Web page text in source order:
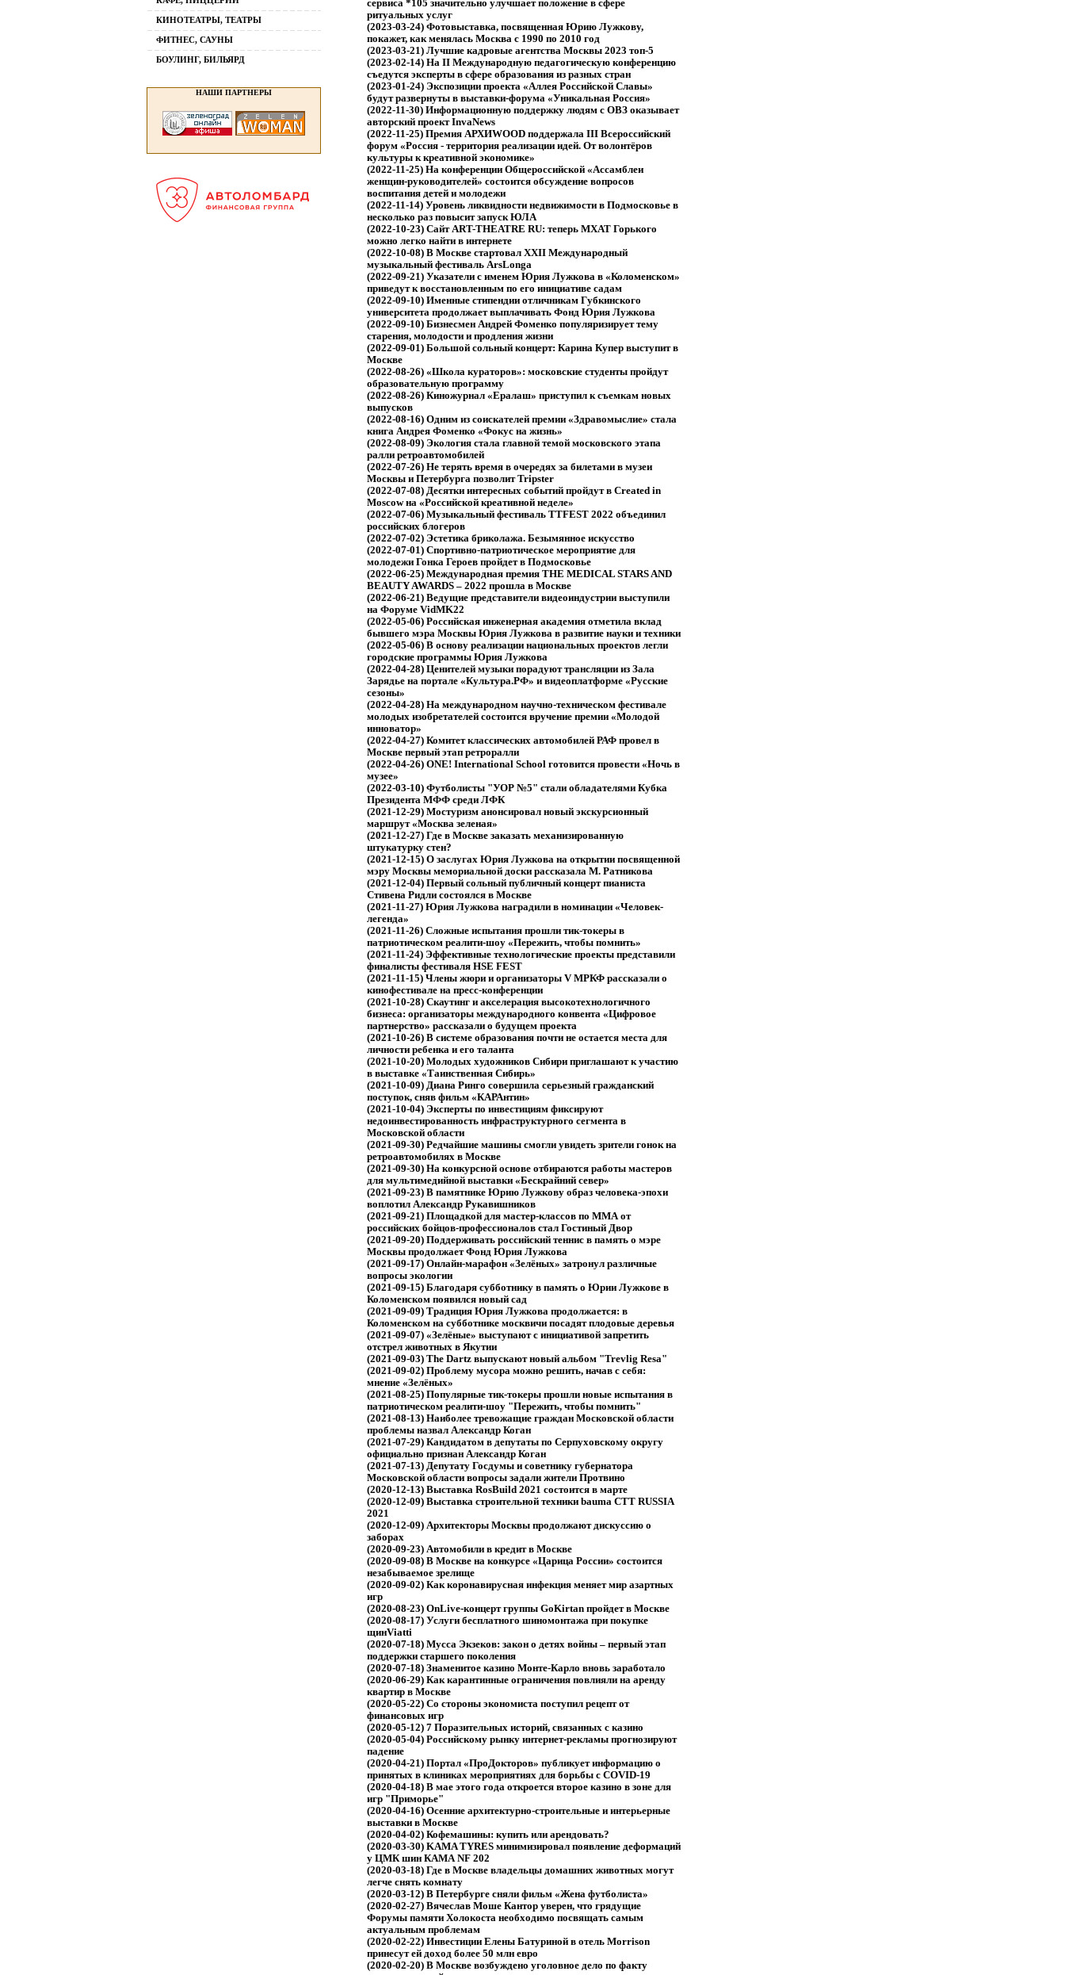
КИНОТЕАТРЫ, ТЕАТРЫ
ФИТНЕС, САУНЫ
БОУЛИНГ, БИЛЬЯРД
НАШИ ПАРТНЕРЫ
сервиса *105 значительно улучшает положение в сфере
ритуальных услуг
(2023-03-24) Фотовыставка, посвященная Юрию Лужкову,
покажет, как менялась Москва с 1990 по 2010 год
(2023-03-21) Лучшие кадровые агентства Москвы 2023 топ-5
(2023-02-14) На II Международную педагогическую конференцию
съедутся эксперты в сфере образования из разных стран
(2023-01-24) Экспозиции проекта «Аллея Российской Славы»
будут развернуты в выставки-форума «Уникальная Россия»
(2022-11-30) Информационную поддержку людям с ОВЗ оказывает
авторский проект InvaNews
(2022-11-25) Премия АРХИWOOD поддержала III Всероссийский
форум «Россия - территория реализации идей. От волонтёров
культуры к креативной экономике»
(2022-11-25) На конференции Общероссийской «Ассамблеи
женщин-руководителей» состоится обсуждение вопросов
воспитания детей и молодежи
(2022-11-14) Уровень ликвидности недвижимости в Подмосковье в
несколько раз повысит запуск ЮЛА
(2022-10-23) Сайт ART-THEATRE RU: теперь МХАТ Горького
можно легко найти в интернете
(2022-10-08) В Москве стартовал XXII Международный
музыкальный фестиваль ArsLonga
(2022-09-21) Указатели с именем Юрия Лужкова в «Коломенском»
приведут к восстановленным по его инициативе садам
(2022-09-10) Именные стипендии отличникам Губкинского
университета продолжает выплачивать Фонд Юрия Лужкова
(2022-09-10) Бизнесмен Андрей Фоменко популяризирует тему
старения, молодости и продления жизни
(2022-09-01) Большой сольный концерт: Карина Купер выступит в
Москве
(2022-08-26) «Школа кураторов»: московские студенты пройдут
образовательную программу
(2022-08-26) Киножурнал «Ералаш» приступил к съемкам новых
выпусков
(2022-08-16) Одним из соискателей премии «Здравомыслие» стала
книга Андрея Фоменко «Фокус на жизнь»
(2022-08-09) Экология стала главной темой московского этапа
ралли ретроавтомобилей
(2022-07-26) Не терять время в очередях за билетами в музеи
Москвы и Петербурга позволит Tripster
(2022-07-08) Десятки интересных событий пройдут в Created in
Moscow на «Российской креативной неделе»
(2022-07-06) Музыкальный фестиваль TTFEST 2022 объединил
российских блогеров
(2022-07-02) Эстетика бриколажа. Безымянное искусство
(2022-07-01) Спортивно-патриотическое мероприятие для
молодежи Гонка Героев пройдет в Подмосковье
(2022-06-25) Международная премия THE MEDICAL STARS AND
BEAUTY AWARDS – 2022 прошла в Москве
(2022-06-21) Ведущие представители видеоиндустрии выступили
на Форуме VidMK22
(2022-05-06) Российская инженерная академия отметила вклад
бывшего мэра Москвы Юрия Лужкова в развитие науки и техники
(2022-05-06) В основу реализации национальных проектов легли
городские программы Юрия Лужкова
(2022-04-28) Ценителей музыки порадуют трансляции из Зала
Зарядье на портале «Культура.РФ» и видеоплатформе «Русские
сезоны»
(2022-04-28) На международном научно-техническом фестивале
молодых изобретателей состоится вручение премии «Молодой
инноватор»
(2022-04-27) Комитет классических автомобилей РАФ провел в
Москве первый этап ретроралли
(2022-04-26) ONE! International School готовится провести «Ночь в
музее»
(2022-03-10) Футболисты "УОР №5" стали обладателями Кубка
Президента МФФ среди ЛФК
(2021-12-29) Мостуризм анонсировал новый экскурсионный
маршрут «Москва зеленая»
(2021-12-27) Где в Москве заказать механизированную
штукатурку стен?
(2021-12-15) О заслугах Юрия Лужкова на открытии посвященной
мэру Москвы мемориальной доски рассказала М. Ратникова
(2021-12-04) Первый сольный публичный концерт пианиста
Стивена Ридли состоялся в Москве
(2021-11-27) Юрия Лужкова наградили в номинации «Человек-
легенда»
(2021-11-26) Сложные испытания прошли тик-токеры в
патриотическом реалити-шоу «Пережить, чтобы помнить»
(2021-11-24) Эффективные технологические проекты представили
финалисты фестиваля HSE FEST
(2021-11-15) Члены жюри и организаторы V МРКФ рассказали о
кинофестивале на пресс-конференции
(2021-10-28) Скаутинг и акселерация высокотехнологичного
бизнеса: организаторы международного конвента «Цифровое
партнерство» рассказали о будущем проекта
(2021-10-26) В системе образования почти не остается места для
личности ребенка и его таланта
(2021-10-20) Молодых художников Сибири приглашают к участию
в выставке «Таинственная Сибирь»
(2021-10-09) Диана Ринго совершила серьезный гражданский
поступок, сняв фильм «КАРАнтин»
(2021-10-04) Эксперты по инвестициям фиксируют
недоинвестированность инфраструктурного сегмента в
Московской области
(2021-09-30) Редчайшие машины смогли увидеть зрители гонок на
ретроавтомобилях в Москве
(2021-09-30) На конкурсной основе отбираются работы мастеров
для мультимедийной выставки «Бескрайний север»
(2021-09-23) В памятнике Юрию Лужкову образ человека-эпохи
воплотил Александр Рукавишников
(2021-09-21) Площадкой для мастер-классов по ММА от
российских бойцов-профессионалов стал Гостиный Двор
(2021-09-20) Поддерживать российский теннис в память о мэре
Москвы продолжает Фонд Юрия Лужкова
(2021-09-17) Онлайн-марафон «Зелёных» затронул различные
вопросы экологии
(2021-09-15) Благодаря субботнику в память о Юрии Лужкове в
Коломенском появился новый сад
(2021-09-09) Традиция Юрия Лужкова продолжается: в
Коломенском на субботнике москвичи посадят плодовые деревья
(2021-09-07) «Зелёные» выступают с инициативой запретить
отстрел животных в Якутии
(2021-09-03) The Dartz выпускают новый альбом "Trevlig Resa"
(2021-09-02) Проблему мусора можно решить, начав с себя:
мнение «Зелёных»
(2021-08-25) Популярные тик-токеры прошли новые испытания в
патриотическом реалити-шоу "Пережить, чтобы помнить"
(2021-08-13) Наиболее тревожащие граждан Московской области
проблемы назвал Александр Коган
(2021-07-29) Кандидатом в депутаты по Серпуховскому округу
официально признан Александр Коган
(2021-07-13) Депутату Госдумы и советнику губернатора
Московской области вопросы задали жители Протвино
(2020-12-13) Выставка RosBuild 2021 состоится в марте
(2020-12-09) Выставка строительной техники bauma CTT RUSSIA
2021
(2020-12-09) Архитекторы Москвы продолжают дискуссию о
заборах
(2020-09-23) Автомобили в кредит в Москве
(2020-09-08) В Москве на конкурсе «Царица России» состоится
незабываемое зрелище
(2020-09-02) Как коронавирусная инфекция меняет мир азартных
игр
(2020-08-23) OnLive-концерт группы GoKirtan пройдет в Москве
(2020-08-17) Услуги бесплатного шиномонтажа при покупке
щинViatti
(2020-07-18) Мусса Экзеков: закон о детях войны – первый этап
поддержки старшего поколения
(2020-07-18) Знаменитое казино Монте-Карло вновь заработало
(2020-06-29) Как карантинные ограничения повлияли на аренду
квартир в Москве
(2020-05-22) Со стороны экономиста поступил рецепт от
финансовых игр
(2020-05-12) 7 Поразительных историй, связанных с казино
(2020-05-04) Российскому рынку интернет-рекламы прогнозируют
падение
(2020-04-21) Портал «ПроДокторов» публикует информацию о
принятых в клиниках мероприятиях для борьбы с COVID-19
(2020-04-18) В мае этого года откроется второе казино в зоне для
игр "Приморье"
(2020-04-16) Осенние архитектурно-строительные и интерьерные
выставки в Москве
(2020-04-02) Кофемашины: купить или арендовать?
(2020-03-30) KAMA TYRES минимизировал появление деформаций
у ЦМК шин КАМА NF 202
(2020-03-18) Где в Москве владельцы домашних животных могут
легче снять комнату
(2020-03-12) В Петербурге сняли фильм «Жена футболиста»
(2020-02-27) Вячеслав Моше Кантор уверен, что грядущие
Форумы памяти Холокоста необходимо посвящать самым
актуальным проблемам
(2020-02-22) Инвестиции Елены Батуриной в отель Morrison
принесут ей доход более 50 млн евро
(2020-02-20) В Москве возбуждено уголовное дело по факту